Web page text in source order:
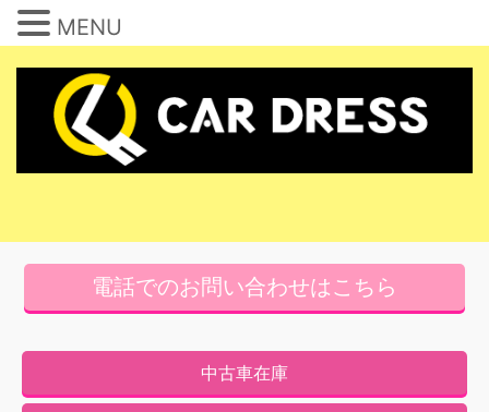
電話でのお問い合わせはこちら
中古車在庫
MENU